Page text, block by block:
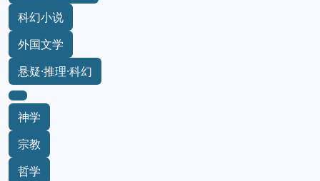
科幻小说
外国文学
悬疑·推理·科幻
神学
宗教
哲学